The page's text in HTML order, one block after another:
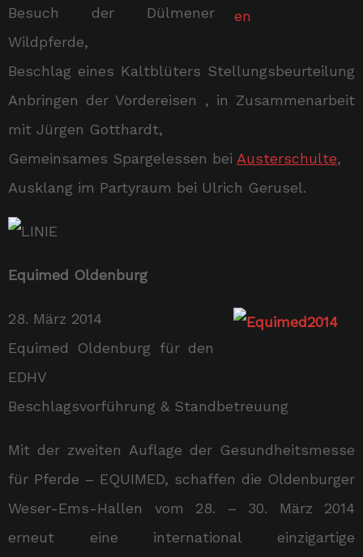
Besuch der Dülmener
Wildpferde,
Beschlag eines Kaltblüters Stellungsbeurteilung
Anbringen der Vordereisen , in Zusammenarbeit
mit Jürgen Gotthardt,
Gemeinsames Spargelessen bei Austerschulte,
Ausklang im Partyraum bei Ulrich Gerusel.
Equimed Oldenburg
28. März 2014
Equimed Oldenburg für den
EDHV
Beschlagsvorführung & Standbetreuung
Mit der zweiten Auflage der Gesundheitsmesse
für Pferde – EQUIMED, schaffen die Oldenburger
Weser-Ems-Hallen vom 28. – 30. März 2014
erneut eine international einzigartige